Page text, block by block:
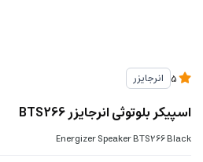
انرجایزر
اسپیکر بلوتوثی انرجایزر BTS266
Energizer Speaker BTS266 Black